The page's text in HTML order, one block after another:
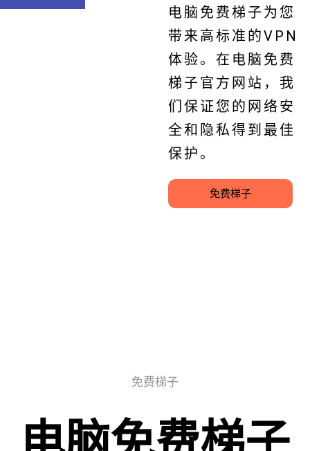
电脑免费梯子为您
带来高标准的VPN
体验。在电脑免费
梯子官方网站，我
们保证您的网络安
全和隐私得到最佳
保护。
免费梯子
免费梯子